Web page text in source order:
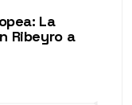
La
Ribeyro a